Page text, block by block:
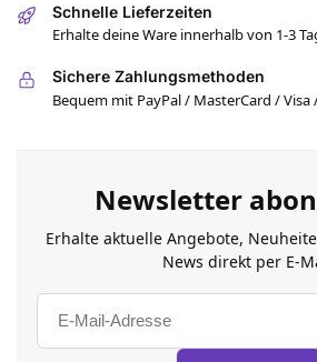
Schnelle Lieferzeiten
Erhalte deine Ware innerhalb von 1-3
Sichere Zahlungsmethoden
Bequem mit PayPal / MasterCard / Visa
Newsletter
Erhalte aktuelle Angebote,
News direkt per E-